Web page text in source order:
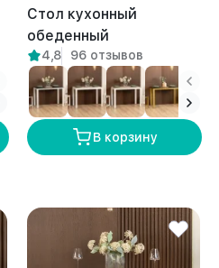
Стол кухонный
обеденный
письменный Лофт Атаго
белый/амаретто
4,8 96 отзывов
В корзину